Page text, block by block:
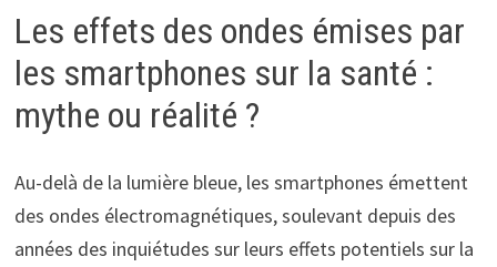
Les effets des ondes émises par
les smartphones sur la santé :
mythe ou réalité ?
Au-delà de la lumière bleue, les smartphones émettent
des ondes électromagnétiques, soulevant depuis des
années des inquiétudes sur leurs effets potentiels sur la